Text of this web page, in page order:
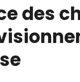
des